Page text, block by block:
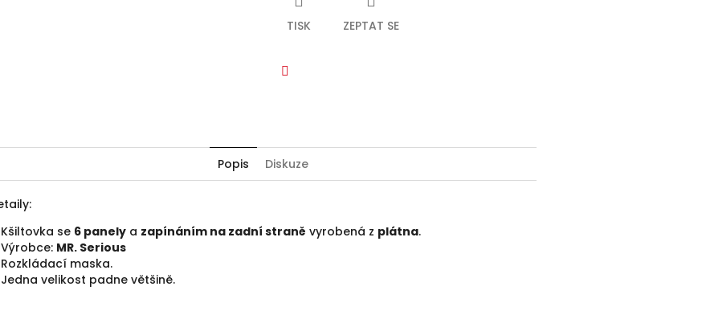
TISK ZEPTAT SE
Popis Diskuze
Kšiltovka se 6 panely a zapínáním na zadní straně vyrobená z plátna.
Výrobce: MR. Serious
Rozkládací maska.
Jedna velikost padne většině.